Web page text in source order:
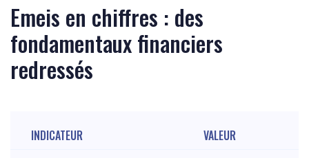
Emeis en chiffres : des
fondamentaux financiers
redressés
INDICATEUR
VALEUR